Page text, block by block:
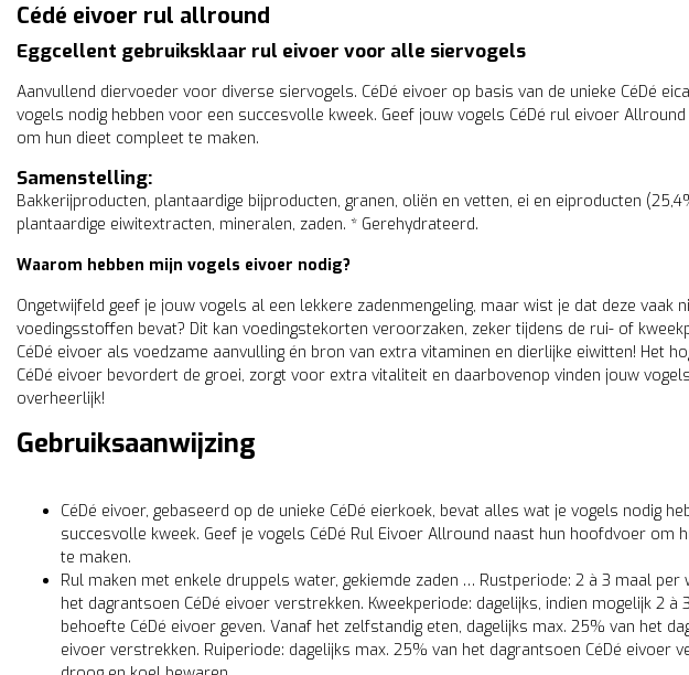
Cédé eivoer rul allround
Eggcellent gebruiksklaar rul eivoer voor alle siervogels
Aanvullend diervoeder voor diverse siervogels. CéDé eivoer op basis van de unieke CéDé
vogels nodig hebben voor een succesvolle kweek. Geef jouw vogels CéDé rul eivoer
om hun dieet compleet te maken.
Samenstelling:
Bakkerijproducten, plantaardige bijproducten, granen, oliën en vetten, ei en eiproducten
plantaardige eiwitextracten, mineralen, zaden. * Gerehydrateerd.
Waarom hebben mijn vogels eivoer nodig?
Ongetwijfeld geef je jouw vogels al een lekkere zadenmengeling, maar wist je dat deze vaak
voedingsstoffen bevat? Dit kan voedingstekorten veroorzaken, zeker tijdens de rui- of
CéDé eivoer als voedzame aanvulling én bron van extra vitaminen en dierlijke eiwitten! Het
CéDé eivoer bevordert de groei, zorgt voor extra vitaliteit en daarbovenop vinden jouw
overheerlijk!
Gebruiksaanwijzing
CéDé eivoer, gebaseerd op de unieke CéDé eierkoek, bevat alles wat je vogels nodig
succesvolle kweek. Geef je vogels CéDé Rul Eivoer Allround naast hun hoofdvoer om
te maken.
Rul maken met enkele druppels water, gekiemde zaden … Rustperiode: 2 à 3 maal per
het dagrantsoen CéDé eivoer verstrekken. Kweekperiode: dagelijks, indien mogelijk 2 à
behoefte CéDé eivoer geven. Vanaf het zelfstandig eten, dagelijks max. 25% van het
eivoer verstrekken. Ruiperiode: dagelijks max. 25% van het dagrantsoen CéDé eivoer